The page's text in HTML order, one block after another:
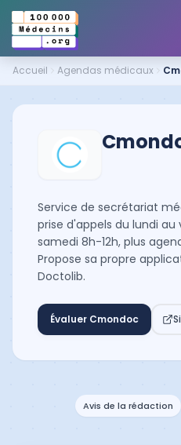
Accueil Agendas médicaux
Service de secrétariat
prise d'appels du lundi
samedi 8h-12h, plus
Propose sa propre
Doctolib.
Évaluer Cmondoc
Avis de la rédaction